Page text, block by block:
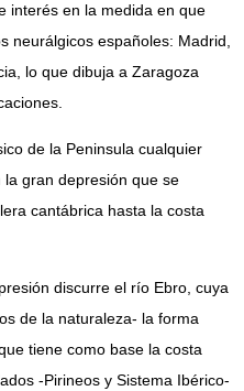
interés en la medida en que
neurálgicos españoles: Madrid,
lo que dibuja a Zaragoza
de la Peninsula cualquier
gran depresión que se
cantábrica hasta la costa
discurre el río Ebro, cuya
de la naturaleza- la forma
tiene como base la costa
-Pirineos y Sistema Ibérico-